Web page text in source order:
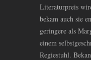
Literaturpreis
bekam auch sie
geringere als
einem
Regiestuhl.